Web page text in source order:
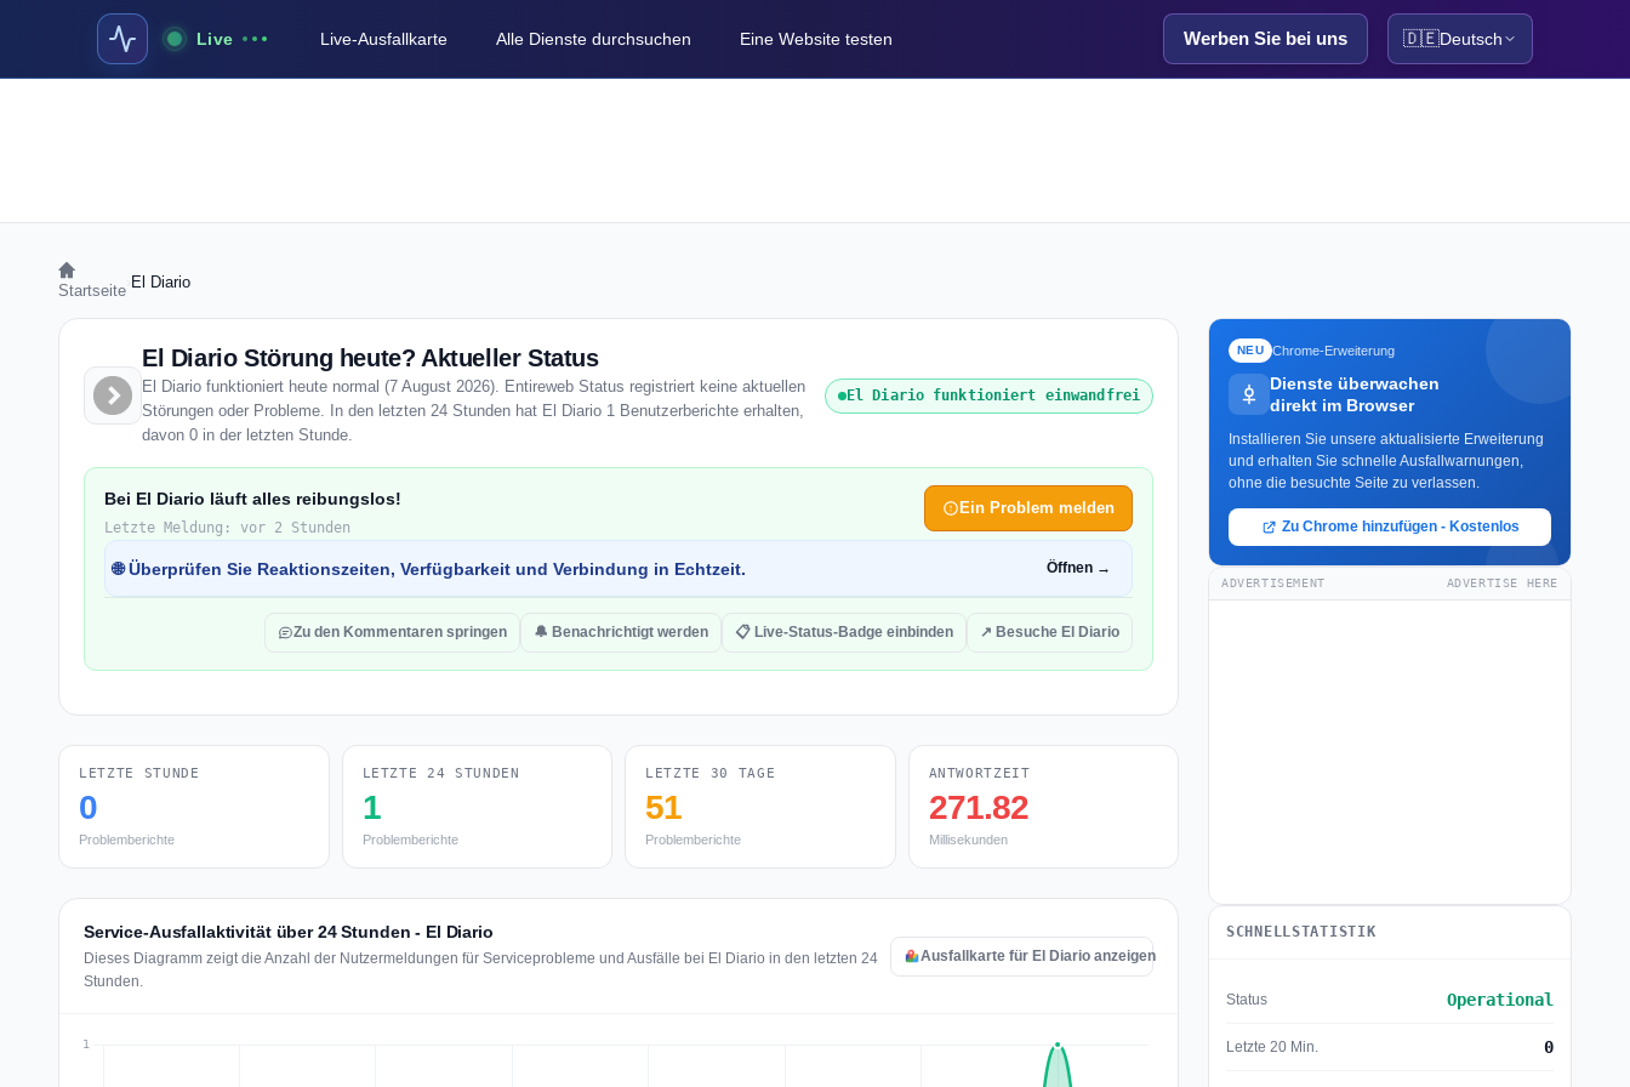
Live Live-Ausfallkarte Alle Dienste durchsuchen Eine Website testen Werben Sie bei uns 🇩🇪Deutsch
Startseite El Diario
El Diario Störung heute? Aktueller Status
El Diario funktioniert heute normal (7 August 2026). Entireweb Status registriert keine aktuellen
Störungen oder Probleme. In den letzten 24 Stunden hat El Diario 1 Benutzerberichte erhalten,
davon 0 in der letzten Stunde.
El Diario funktioniert einwandfrei
Bei El Diario läuft alles reibungslos!
Letzte Meldung: vor 2 Stunden
Ein Problem melden
🌐 Überprüfen Sie Reaktionszeiten, Verfügbarkeit und Verbindung in Echtzeit. Öffnen →
Zu den Kommentaren springen 🔔 Benachrichtigt werden 📋 Live-Status-Badge einbinden ↗ Besuche El Diario
LETZTE STUNDE
0
Problemberichte
LETZTE 24 STUNDEN
1
Problemberichte
LETZTE 30 TAGE
51
Problemberichte
ANTWORTZEIT
271.82
Millisekunden
Service-Ausfallaktivität über 24 Stunden - El Diario
Dieses Diagramm zeigt die Anzahl der Nutzermeldungen für Serviceprobleme und Ausfälle bei El Diario in den letzten 24
Stunden.
Ausfallkarte für El Diario anzeigen
NEU Chrome-Erweiterung
Dienste überwachen
direkt im Browser
Installieren Sie unsere aktualisierte Erweiterung
und erhalten Sie schnelle Ausfallwarnungen,
ohne die besuchte Seite zu verlassen.
Zu Chrome hinzufügen - Kostenlos
ADVERTISEMENT ADVERTISE HERE
SCHNELLSTATISTIK
Status Operational
Letzte 20 Min. 0